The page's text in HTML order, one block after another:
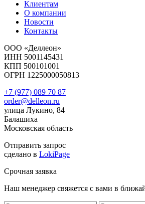
Клиентам
О компании
Новости
Контакты
ООО «Деллеон»
ИНН 5001145431
КПП 500101001
ОГРН 1225000050813
+7 (977) 089 70 87
order@delleon.ru
улица Лукино, 84
Балашиха
Московская область
Отправить запрос
сделано в LokiPage
Срочная заявка
Наш менеджер свяжется с вами в